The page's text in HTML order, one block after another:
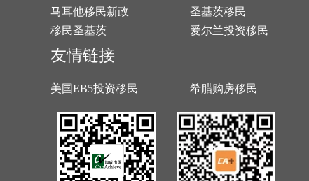
马耳他移民新政 圣基茨移民
移民圣基茨
爱尔兰投资移民
友情链接
美国EB5投资移民 希腊购房移民